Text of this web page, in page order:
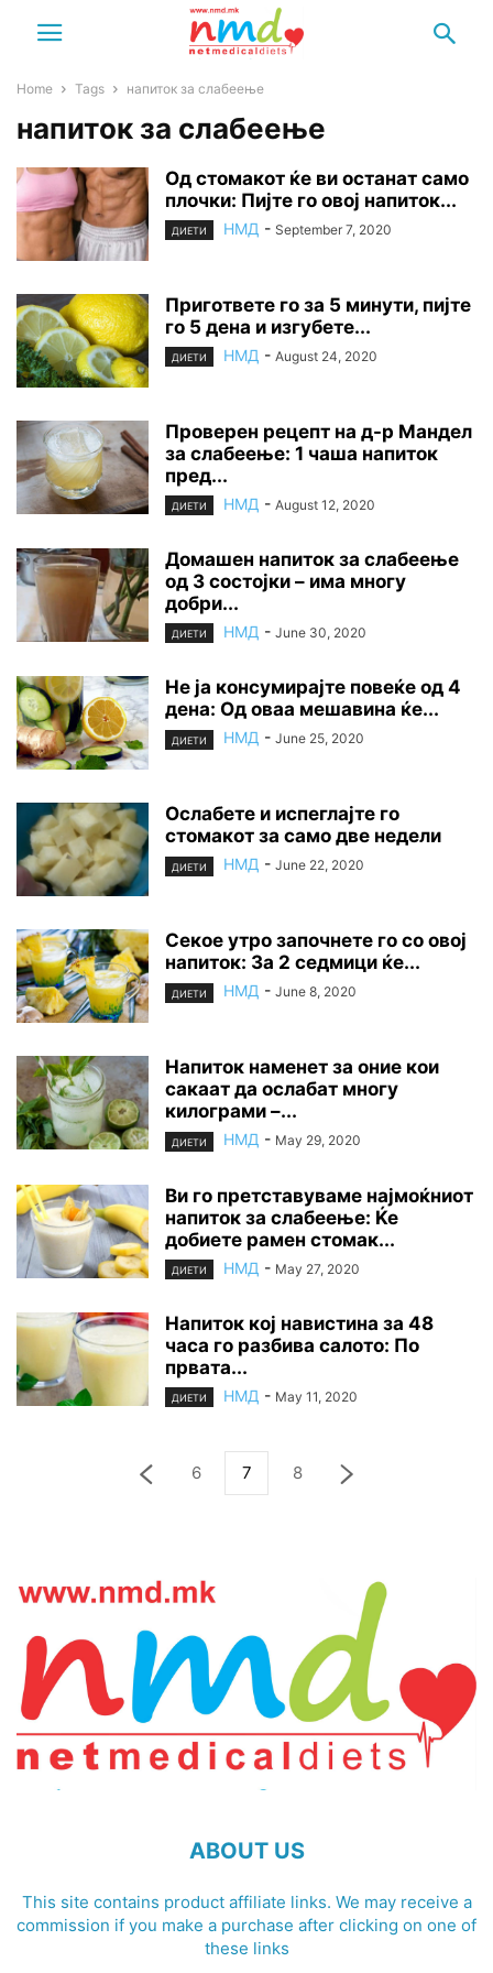
Home Tags напиток за слабеење
напиток за слабеење
Од стомакот ќе ви останат само
плочки: Пијте го овој напиток...
ДИЕТИ НМД - September 7, 2020
Пригответе го за 5 минути, пијте
го 5 дена и изгубете...
ДИЕТИ НМД - August 24, 2020
Проверен рецепт на д-р Мандел
за слабеење: 1 чаша напиток
пред...
ДИЕТИ НМД - August 12, 2020
Домашен напиток за слабеење
од 3 состојки – има многу
добри...
ДИЕТИ НМД - June 30, 2020
Не ја консумирајте повеќе од 4
дена: Од оваа мешавина ќе...
ДИЕТИ НМД - June 25, 2020
Ослабете и испеглајте го
стомакот за само две недели
ДИЕТИ НМД - June 22, 2020
Секое утро започнете го со овој
напиток: За 2 седмици ќе...
ДИЕТИ НМД - June 8, 2020
Напиток наменет за оние кои
сакаат да ослабат многу
килограми –...
ДИЕТИ НМД - May 29, 2020
Ви го претставуваме најмоќниот
напиток за слабеење: Ќе
добиете рамен стомак...
ДИЕТИ НМД - May 27, 2020
Напиток кој навистина за 48
часа го pазбива cалото: По
првата...
ДИЕТИ НМД - May 11, 2020
6 7 8
ABOUT US
This site contains product affiliate links. We may receive a
commission if you make a purchase after clicking on one of
these links